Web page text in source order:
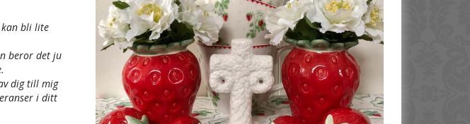
kan bli lite
beror det ju
dig till mig
i ditt